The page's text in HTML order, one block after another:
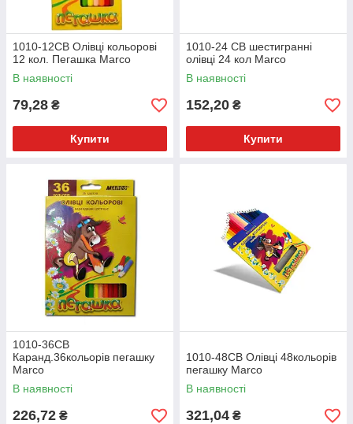
1010-12СВ Олівці кольорові
12 кол. Пегашка Marco
В наявності
79,28 ₴
Купити
1010-24 СВ шестигранні
олівці 24 кол Marco
В наявності
152,20 ₴
Купити
1010-36СВ
Каранд.36кольорів пегашку
Marco
В наявності
226,72 ₴
1010-48СВ Олівці 48кольорів
пегашку Marco
В наявності
321,04 ₴